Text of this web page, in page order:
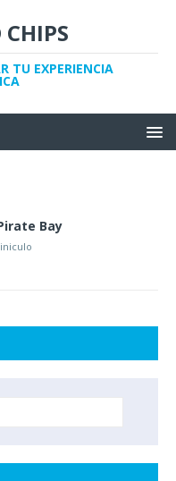
CHIPS
TU EXPERIENCIA
Bay